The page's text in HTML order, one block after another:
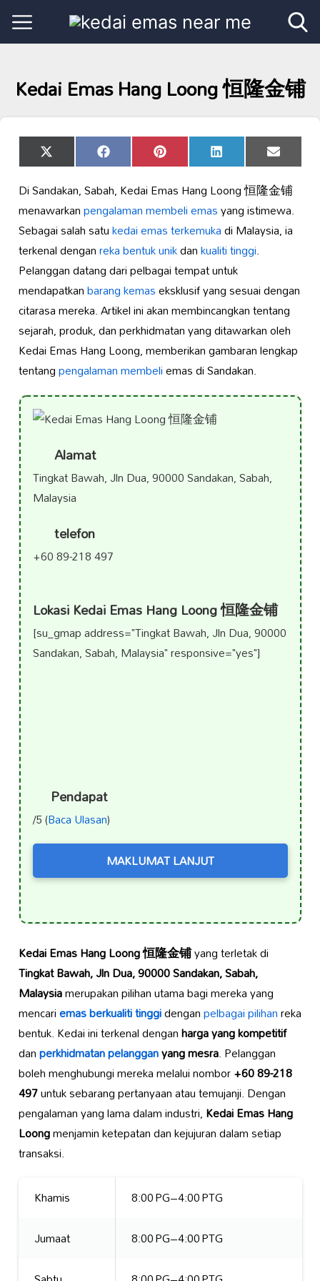
Kedai Emas Hang Loong 恒隆金铺
Share
on
X
(Twitter)
Share
on
Facebook Share
on
Pinterest Share
on
LinkedIn Share
on
Email
Di Sandakan, Sabah, Kedai Emas Hang Loong 恒隆金铺
menawarkanpengalaman membeli emasyang istimewa.
Sebagai salah satukedai emas terkemukadi Malaysia, ia
terkenal denganreka bentuk unikdankualiti tinggi.
Pelanggan datang dari pelbagai tempat untuk
mendapatkanbarang kemaseksklusif yang sesuai dengan
citarasa mereka. Artikel ini akan membincangkan tentang
sejarah, produk, dan perkhidmatan yang ditawarkan oleh
Kedai Emas Hang Loong, memberikan gambaran lengkap
tentangpengalaman membeliemas di Sandakan.
Alamat
Tingkat Bawah, Jln Dua, 90000 Sandakan, Sabah,
Malaysia
telefon
+60 89-218 497
Lokasi Kedai Emas Hang Loong 恒隆金铺
[su_gmap address="Tingkat Bawah, Jln Dua, 90000
Sandakan, Sabah, Malaysia" responsive="yes"]
Pendapat
/5 (Baca Ulasan)
MAKLUMAT LANJUT
Kedai Emas Hang Loong 恒隆金铺yang terletak di
Tingkat Bawah, Jln Dua, 90000 Sandakan, Sabah,
Malaysiamerupakan pilihan utama bagi mereka yang
mencariemas berkualiti tinggidenganpelbagai pilihanreka
bentuk. Kedai ini terkenal denganharga yang kompetitif
danperkhidmatan pelangganyang mesra. Pelanggan
boleh menghubungi mereka melalui nombor+60 89-218
497untuk sebarang pertanyaan atau temujanji. Dengan
pengalaman yang lama dalam industri,Kedai Emas Hang
Loongmenjamin ketepatan dan kejujuran dalam setiap
transaksi.
Khamis
8:00 PG–4:00 PTG
Jumaat
8:00 PG–4:00 PTG